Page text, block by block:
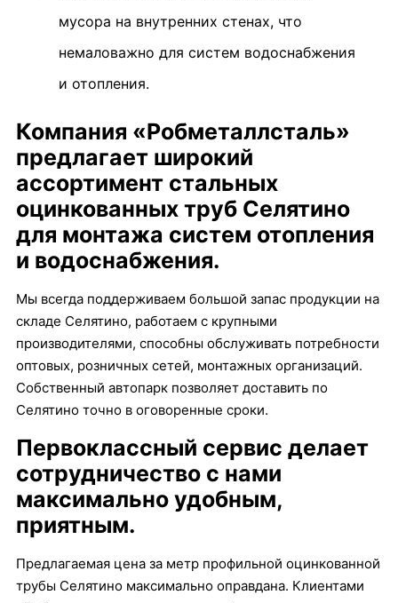
мусора на внутренних стенах, что
немаловажно для систем водоснабжения
и отопления.
Компания «Робметаллсталь»
предлагает широкий
ассортимент стальных
оцинкованных труб Селятино
для монтажа систем отопления
и водоснабжения.
Мы всегда поддерживаем большой запас продукции на
складе Селятино, работаем с крупными
производителями, способны обслуживать потребности
оптовых, розничных сетей, монтажных организаций.
Собственный автопарк позволяет доставить по
Селятино точно в оговоренные сроки.
Первоклассный сервис делает
сотрудничество с нами
максимально удобным,
приятным.
Предлагаемая цена за метр профильной оцинкованной
трубы Селятино максимально оправдана. Клиентами